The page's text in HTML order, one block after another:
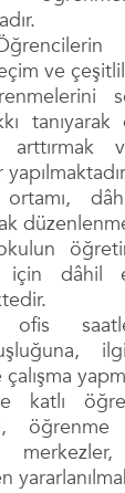
ve
arttırmak
için dâhil
ofis
katlı